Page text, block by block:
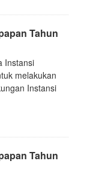
Tahun
Instansi
melakukan
Instansi
Tahun